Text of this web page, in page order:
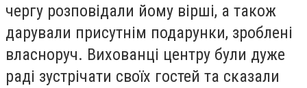
чергу розповідали йому вірші, а також
дарували присутнім подарунки, зроблені
власноруч. Вихованці центру були дуже
раді зустрічати своїх гостей та сказали